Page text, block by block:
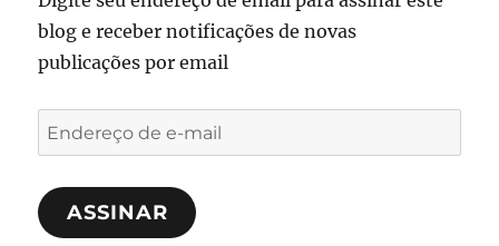
blog e receber notificações de novas
publicações por email
Endereço
de
e-
mailASSINAR